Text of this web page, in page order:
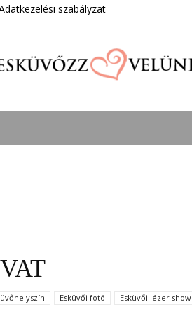
szabályzat
Esküvőzz
Esküvői fotó Esküvői lézer show